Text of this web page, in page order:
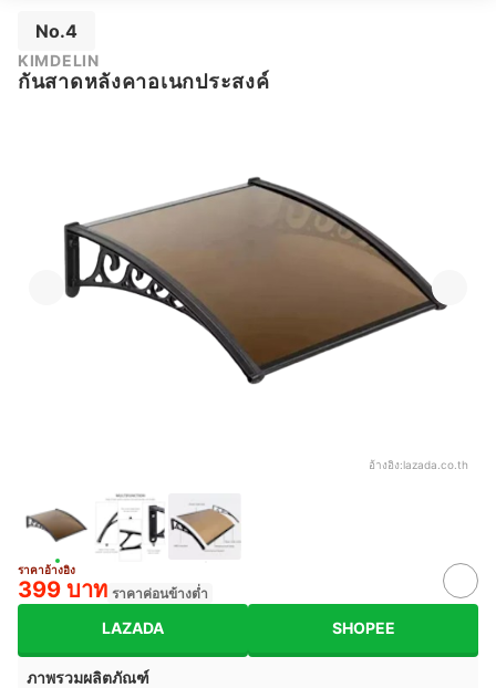
No.4
KIMDELIN
กันสาดหลังคาอเนกประสงค์
อ้างอิง:lazada.co.th
ราคาอ้างอิง
399 บาท ราคาค่อนข้างต่ำ
LAZADA SHOPEE
ภาพรวมผลิตภัณฑ์